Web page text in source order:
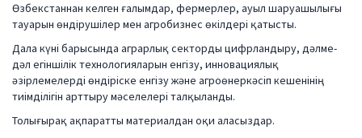
Өзбекстаннан келген ғалымдар, фермерлер, ауыл шаруашылығы
тауарын өндірушілер мен агробизнес өкілдері қатысты.
Дала күні барысында аграрлық секторды цифрландыру, дәлме-
дәл егіншілік технологияларын енгізу, инновациялық
әзірлемелерді өндіріске енгізу және агроөнеркәсіп кешенінің
тиімділігін арттыру мәселелері талқыланды.
Толығырақ ақпаратты материалдан оқи аласыздар.